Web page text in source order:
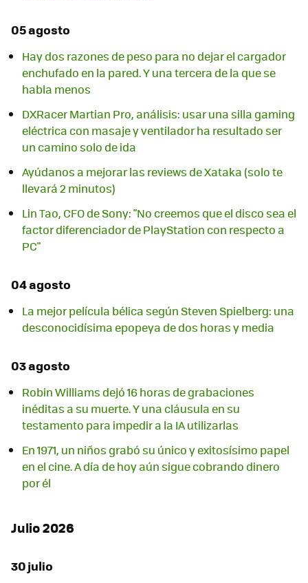
05 agosto
Hay dos razones de peso para no dejar el cargador
enchufado en la pared. Y una tercera de la que se
habla menos
DXRacer Martian Pro, análisis: usar una silla gaming
eléctrica con masaje y ventilador ha resultado ser
un camino solo de ida
Ayúdanos a mejorar las reviews de Xataka (solo te
llevará 2 minutos)
Lin Tao, CFO de Sony: "No creemos que el disco sea el
factor diferenciador de PlayStation con respecto a
PC"
04 agosto
La mejor película bélica según Steven Spielberg: una
desconocidísima epopeya de dos horas y media
03 agosto
Robin Williams dejó 16 horas de grabaciones
inéditas a su muerte. Y una cláusula en su
testamento para impedir a la IA utilizarlas
En 1971, un niños grabó su único y exitosísimo papel
en el cine. A día de hoy aún sigue cobrando dinero
por él
Julio 2026
30 julio